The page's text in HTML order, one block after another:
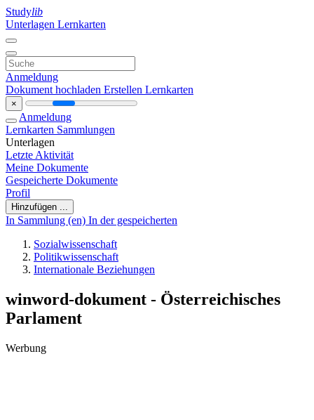
Studylib
Unterlagen Lernkarten
Anmeldung
Dokument hochladen Erstellen Lernkarten
×
Anmeldung
Lernkarten Sammlungen
Unterlagen
Letzte Aktivität
Meine Dokumente
Gespeicherte Dokumente
Profil
Hinzufügen ...
In Sammlung (en) In der gespeicherten
Sozialwissenschaft
Politikwissenschaft
Internationale Beziehungen
winword-dokument - Österreichisches
Parlament
Werbung